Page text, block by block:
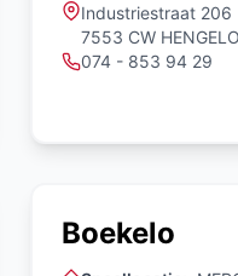
Industriestraat 206
7553 CW
074 - 853 94 29
Boekelo